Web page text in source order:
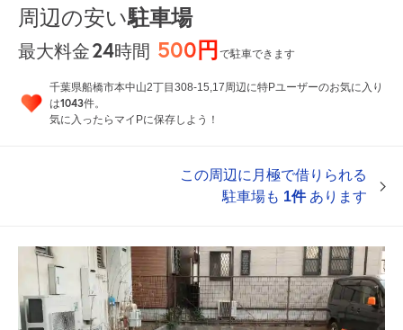
周辺の安い駐車場
最大料金24時間 500円で駐車できます
千葉県船橋市本中山2丁目308-15,17周辺に特Pユーザーのお気に入り
は1043件。
気に入ったらマイPに保存しよう！
この周辺に月極で借りられる
駐車場も 1件あります